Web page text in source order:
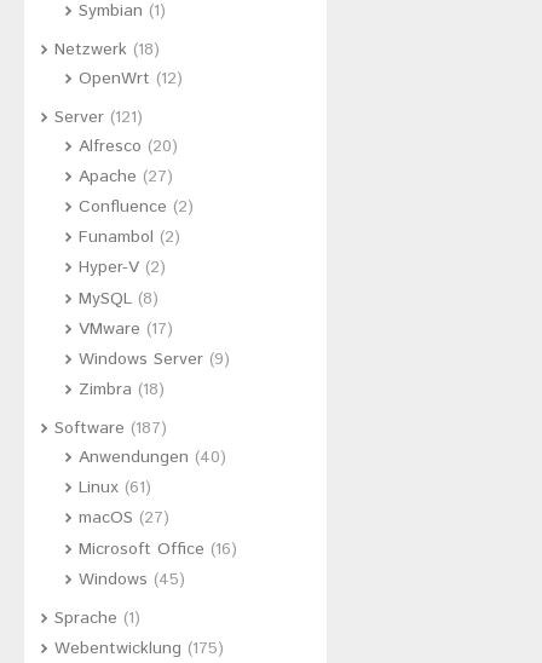
Symbian (1)
Netzwerk (18)
OpenWrt (12)
Server (121)
Alfresco (20)
Apache (27)
Confluence (2)
Funambol (2)
Hyper-V(2)
MySQL(8)
VMware (17)
Windows Server(9)
Zimbra (18)
Software (187)
Anwendungen (40)
Linux(61)
macOS (27)
Microsoft Office (16)
Windows (45)
Sprache (1)
Webentwicklung (175)